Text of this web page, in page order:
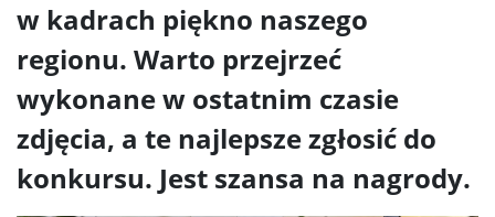
w kadrach piękno naszego
regionu. Warto przejrzeć
wykonane w ostatnim czasie
zdjęcia, a te najlepsze zgłosić do
konkursu. Jest szansa na nagrody.